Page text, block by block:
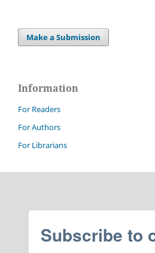
Make a Submission
Information
For Readers
For Authors
For Librarians